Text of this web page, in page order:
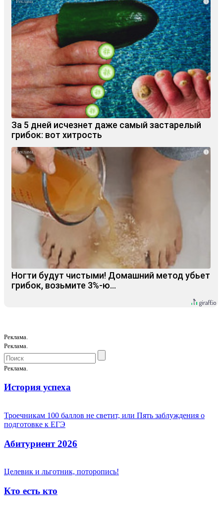
i
За 5 дней исчезнет даже самый застарелый
грибок: вот хитрость
i
Ногти будут чистыми! Домашний метод убьет
грибок, возьмите 3%-ю…
Реклама.
Реклама.
Реклама.
История успеха
Троечникам 100 баллов не светит, или Пять заблуждения о
подготовке к ЕГЭ
Абитуриент 2026
Целевик и льготник, поторопись!
Кто есть кто